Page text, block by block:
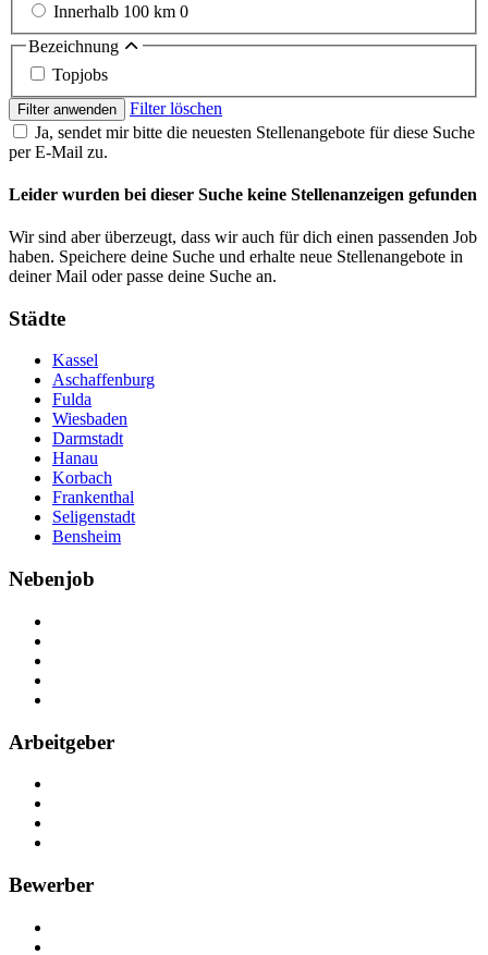
Innerhalb 100 km 0
Bezeichnung
Topjobs
Filter anwenden
Filter löschen
Ja, sendet mir bitte die neuesten Stellenangebote für diese Suche
per E-Mail zu.
Leider wurden bei dieser Suche keine Stellenanzeigen gefunden
Wir sind aber überzeugt, dass wir auch für dich einen passenden Job
haben. Speichere deine Suche und erhalte neue Stellenangebote in
deiner Mail oder passe deine Suche an.
Städte
Kassel
Aschaffenburg
Fulda
Wiesbaden
Darmstadt
Hanau
Korbach
Frankenthal
Seligenstadt
Bensheim
Nebenjob
Arbeitgeber
Bewerber